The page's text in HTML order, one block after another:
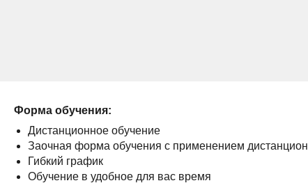
Форма обучения:
Дистанционное обучение
Заочная форма обучения с применением
Гибкий график
Обучение в удобное для вас время